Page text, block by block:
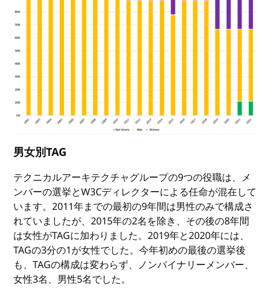
男女別TAG
テクニカルアーキテクチャグループの9つの役職は、メ
ンバーの選挙とW3Cディレクターによる任命が混在して
います。2011年までの最初の9年間は男性のみで構成さ
れていましたが、2015年の2名を除き、その後の8年間
は女性がTAGに加わりました。2019年と2020年には、
TAGの3分の1が女性でした。今年初めの最後の選挙後
も、TAGの構成は変わらず、ノンバイナリーメンバー、
女性3名、男性5名でした。